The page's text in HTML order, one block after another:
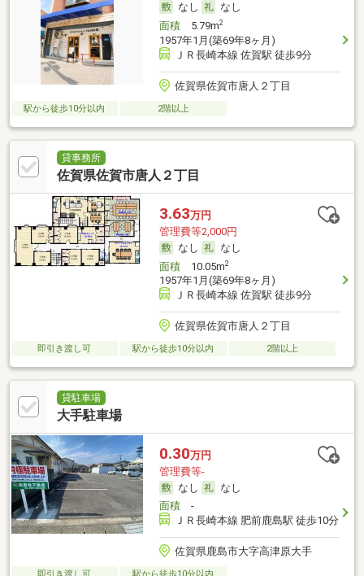
なし
なし
面積5.79m2
1957年1月(築69年8ヶ月)
ＪＲ長崎本線 佐賀駅 徒歩9分
佐賀県佐賀市唐人２丁目
駅から徒歩10分以内 2階以上
貸事務所
佐賀県佐賀市唐人２丁目
3.63万円
管理費等2,000円
なし
なし
面積10.05m2
1957年1月(築69年8ヶ月)
ＪＲ長崎本線 佐賀駅 徒歩9分
佐賀県佐賀市唐人２丁目
即引き渡し可 駅から徒歩10分以内 2階以上
貸駐車場
大手駐車場
0.30万円
管理費等-
なし
なし
面積-
ＪＲ長崎本線 肥前鹿島駅 徒歩10分
佐賀県鹿島市大字高津原大手
即引き渡し可 駅から徒歩10分以内